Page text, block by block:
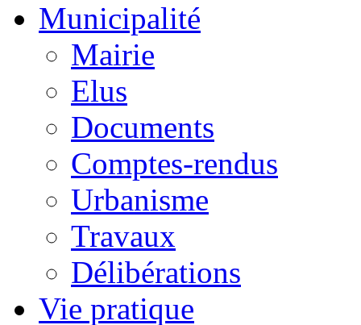
Municipalité
Mairie
Elus
Documents
Comptes-rendus
Urbanisme
Travaux
Délibérations
Vie pratique